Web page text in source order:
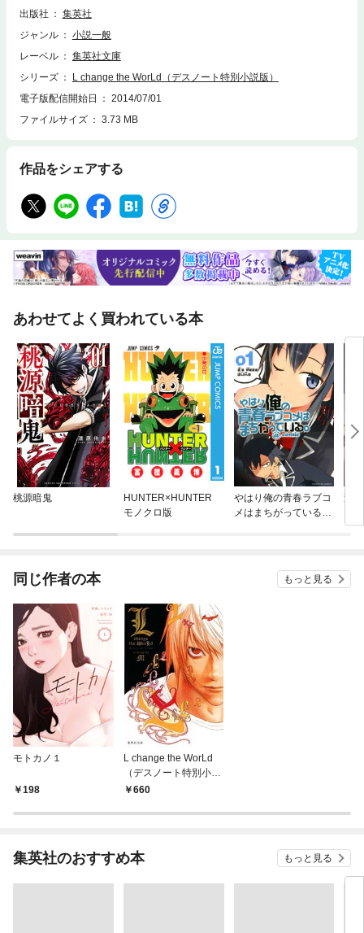
出版社
集英社
ジャンル
小説一般
レーベル
集英社文庫
シリーズ
L change the WorLd（デスノート特別小説版）
電子版配信開始日
2014/07/01
ファイルサイズ
3.73 MB
作品をシェアする
あわせてよく買われている本
桃源暗鬼
HUNTER×HUNTER
モノクロ版
やはり俺の青春ラブコ
メはまちがっている。
変
同じ作者の本 もっと見る
モトカノ１
198
L change the WorLd
（デスノート特別小説
版）660
集英社のおすすめ本 もっと見る